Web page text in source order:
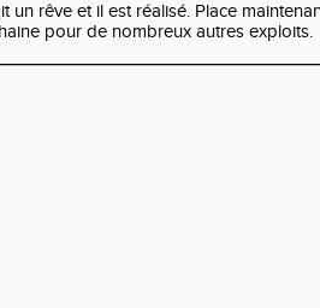
un rêve et il est réalisé. Place
pour de nombreux autres exploits.